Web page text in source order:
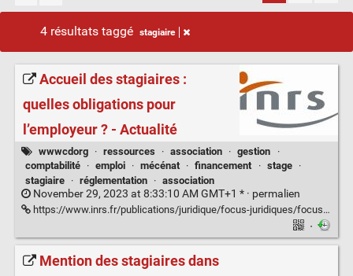
4 résultats taggé stagiaire
Accueil des stagiaires :
quelles obligations pour
l’employeur ? - Actualité
wwwcdorg · ressources · association · gestion
·
comptabilité
· emploi · mécénat · financement · stage
·
stagiaire
· réglementation · association
November 29, 2023 at 8:33:10 AM GMT+1 * · permalien
https://www.inrs.fr/publications/juridique/focus-juridiques/focus-accueil-stagiaires.html#:~:text=Par%20ailleurs%2C%20un%20stage%20n,saisonnier%20ou%20remplacer%20un%20salari%C3%A9
·
Mention des stagiaires dans